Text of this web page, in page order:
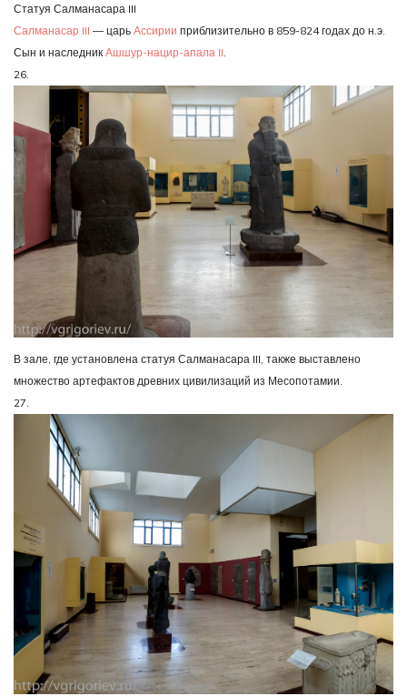
Статуя Салманасара III
Салманасар III — царь Ассирии приблизительно в 859-824 годах до н.э.
Сын и наследник Ашшур-нацир-апала II
26.
В зале, где установлена статуя Салманасара III, также выставлено
множество артефактов древних цивилизаций из Месопотамии.
27.